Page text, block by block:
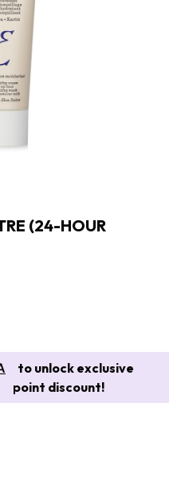
(24-HOUR
to unlock exclusive
point discount!